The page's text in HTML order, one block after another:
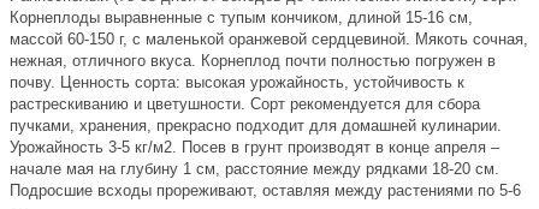
Корнеплоды выравненные с тупым кончиком, длиной 15-16 см,
массой 60-150 г, с маленькой оранжевой сердцевиной. Мякоть сочная,
нежная, отличного вкуса. Корнеплод почти полностью погружен в
почву. Ценность сорта: высокая урожайность, устойчивость к
растрескиванию и цветушности. Сорт рекомендуется для сбора
пучками, хранения, прекрасно подходит для домашней кулинарии.
Урожайность 3-5 кг/м2. Посев в грунт производят в конце апреля –
начале мая на глубину 1 см, расстояние между рядками 18-20 см.
Подросшие всходы прореживают, оставляя между растениями по 5-6